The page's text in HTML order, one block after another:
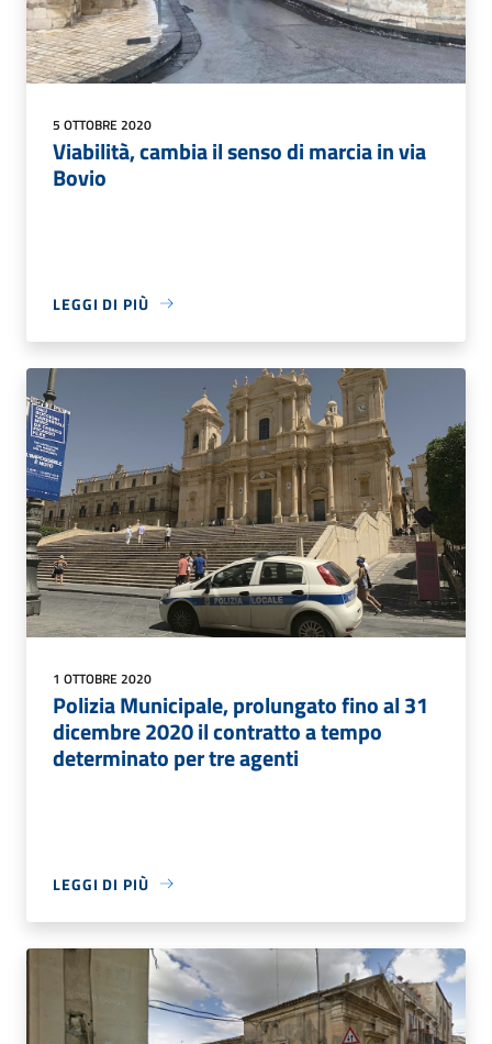
5 OTTOBRE 2020
Viabilità, cambia il senso di marcia in via
Bovio
LEGGI DI PIÙ
1 OTTOBRE 2020
Polizia Municipale, prolungato fino al 31
dicembre 2020 il contratto a tempo
determinato per tre agenti
LEGGI DI PIÙ